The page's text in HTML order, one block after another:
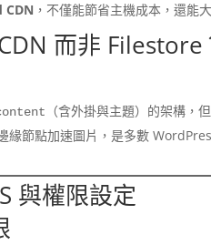
CDN ，不僅能節省主機成本，還能
而非 Filestore
（含外掛與主題）的架構，
緣節點加速圖片，是多數
與權限設定